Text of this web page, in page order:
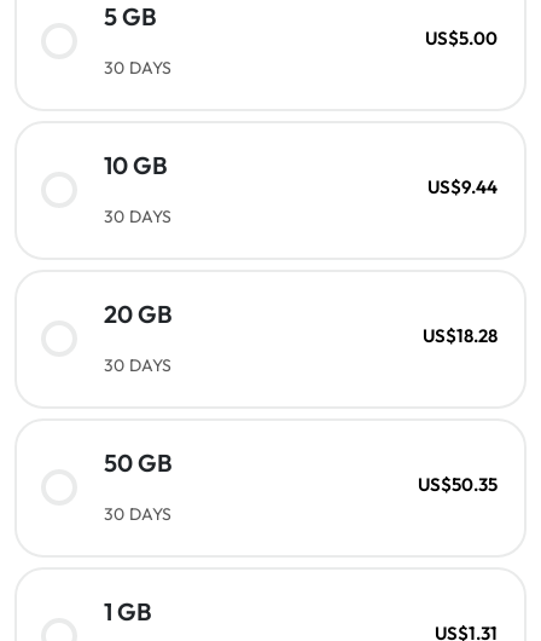
5 GB
30 DAYS
US$5.00
10 GB
30 DAYS
US$9.44
20 GB
30 DAYS
US$18.28
50 GB
30 DAYS
US$50.35
1 GB
US$1.31